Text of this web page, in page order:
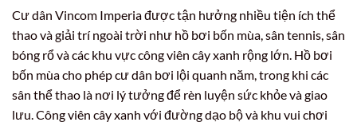
Cư dân Vincom Imperia được tận hưởng nhiều tiện ích thể
thao và giải trí ngoài trời như hồ bơi bốn mùa, sân tennis, sân
bóng rổ và các khu vực công viên cây xanh rộng lớn. Hồ bơi
bốn mùa cho phép cư dân bơi lội quanh năm, trong khi các
sân thể thao là nơi lý tưởng để rèn luyện sức khỏe và giao
lưu. Công viên cây xanh với đường dạo bộ và khu vui chơi